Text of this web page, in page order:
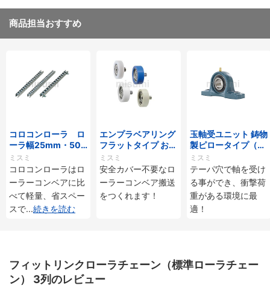
商品担当おすすめ
コロコンローラ ロ
ーラ幅25mm・50
mmタイプ
ミスミ
コロコンローラはロ
ーラーコンベアに比
べて軽量、省スペー
スで...続きを読む
エンプラベアリング
フラットタイプ おね
じ付
ミスミ
安全カバー不要なロ
ーラーコンベア搬送
をつくれます！
玉軸受ユニット 鋳物
製ピロータイプ（テ
ーパ穴タイプ）
ミスミ
テーパ穴で軸を受け
る事ができ、衝撃荷
重がある環境に最
適！
フィットリンクローラチェーン（標準ローラチェー
ン） 3列のレビュー